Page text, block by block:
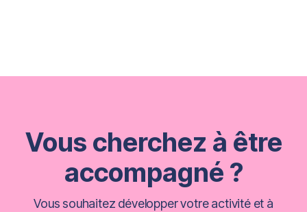
Vous cherchez à être
accompagné ?
Vous souhaitez développer votre activité et à